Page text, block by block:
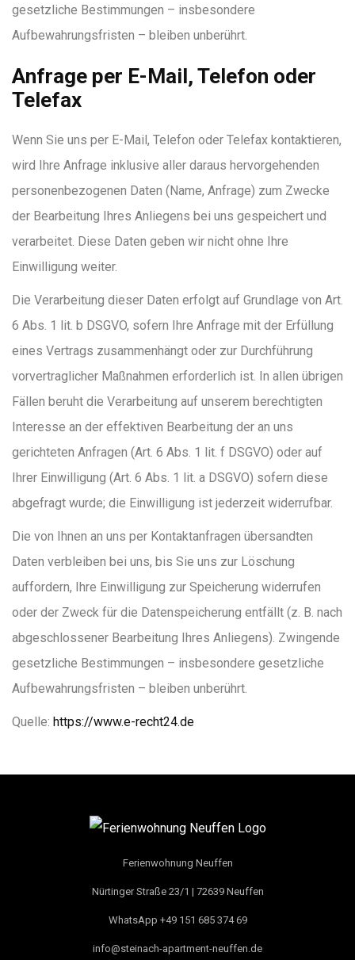
gesetzliche Bestimmungen – insbesondere
Aufbewahrungsfristen – bleiben unberührt.
Anfrage per E-Mail, Telefon oder
Telefax
Wenn Sie uns per E-Mail, Telefon oder Telefax kontaktieren,
wird Ihre Anfrage inklusive aller daraus hervorgehenden
personenbezogenen Daten (Name, Anfrage) zum Zwecke
der Bearbeitung Ihres Anliegens bei uns gespeichert und
verarbeitet. Diese Daten geben wir nicht ohne Ihre
Einwilligung weiter.
Die Verarbeitung dieser Daten erfolgt auf Grundlage von Art.
6 Abs. 1 lit. b DSGVO, sofern Ihre Anfrage mit der Erfüllung
eines Vertrags zusammenhängt oder zur Durchführung
vorvertraglicher Maßnahmen erforderlich ist. In allen übrigen
Fällen beruht die Verarbeitung auf unserem berechtigten
Interesse an der effektiven Bearbeitung der an uns
gerichteten Anfragen (Art. 6 Abs. 1 lit. f DSGVO) oder auf
Ihrer Einwilligung (Art. 6 Abs. 1 lit. a DSGVO) sofern diese
abgefragt wurde; die Einwilligung ist jederzeit widerrufbar.
Die von Ihnen an uns per Kontaktanfragen übersandten
Daten verbleiben bei uns, bis Sie uns zur Löschung
auffordern, Ihre Einwilligung zur Speicherung widerrufen
oder der Zweck für die Datenspeicherung entfällt (z. B. nach
abgeschlossener Bearbeitung Ihres Anliegens). Zwingende
gesetzliche Bestimmungen – insbesondere gesetzliche
Aufbewahrungsfristen – bleiben unberührt.
Quelle: https://www.e-recht24.de
Ferienwohnung Neuffen
Nürtinger Straße 23/1 | 72639 Neuffen
WhatsApp +49 151 685 374 69
info@steinach-apartment-neuffen.de